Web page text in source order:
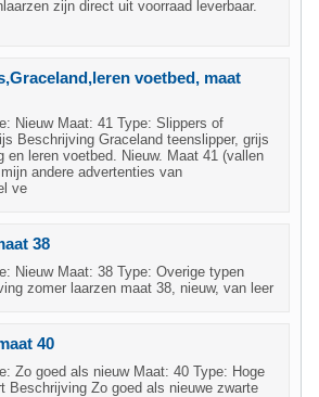
zijn direct uit voorraad leverbaar.
voetbed, maat
Nieuw Maat: 41 Type: Slippers of
Beschrijving Graceland teenslipper, grijs
en leren voetbed. Nieuw. Maat 41 (vallen
andere advertenties van
ve
38
Nieuw Maat: 38 Type: Overige typen
zomer laarzen maat 38, nieuw, van leer
40
Zo goed als nieuw Maat: 40 Type: Hoge
Beschrijving Zo goed als nieuwe zwarte